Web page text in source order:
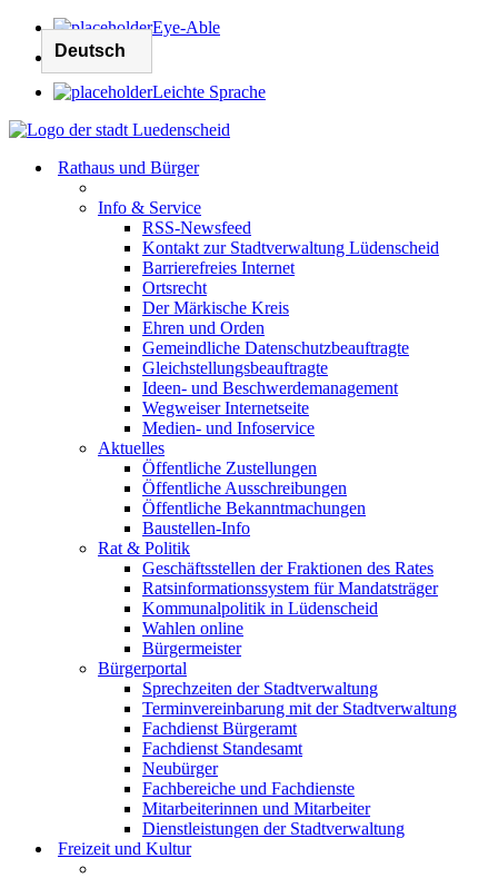
Eye-Able
Leichte Sprache
Rathaus und Bürger
Info & Service
RSS-Newsfeed
Kontakt zur Stadtverwaltung Lüdenscheid
Barrierefreies Internet
Ortsrecht
Der Märkische Kreis
Ehren und Orden
Gemeindliche Datenschutzbeauftragte
Gleichstellungsbeauftragte
Ideen- und Beschwerdemanagement
Wegweiser Internetseite
Medien- und Infoservice
Aktuelles
Öffentliche Zustellungen
Öffentliche Ausschreibungen
Öffentliche Bekanntmachungen
Baustellen-Info
Rat & Politik
Geschäftsstellen der Fraktionen des Rates
Ratsinformationssystem für Mandatsträger
Kommunalpolitik in Lüdenscheid
Wahlen online
Bürgermeister
Bürgerportal
Sprechzeiten der Stadtverwaltung
Terminvereinbarung mit der Stadtverwaltung
Fachdienst Bürgeramt
Fachdienst Standesamt
Neubürger
Fachbereiche und Fachdienste
Mitarbeiterinnen und Mitarbeiter
Dienstleistungen der Stadtverwaltung
Freizeit und Kultur